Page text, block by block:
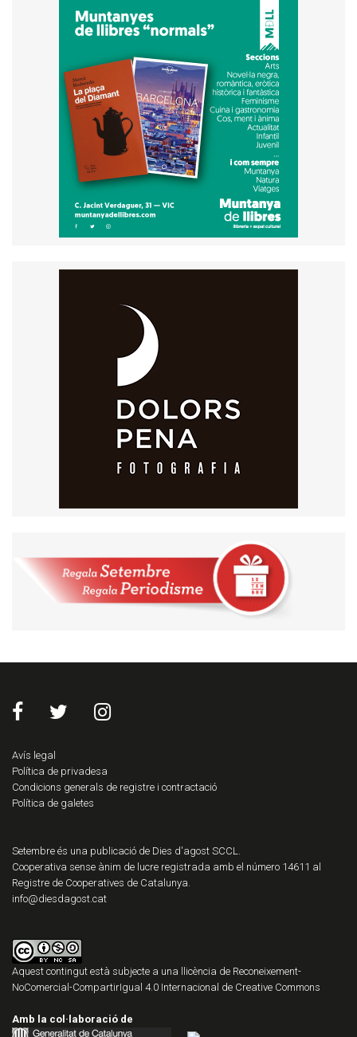
Avís legal
Política de privadesa
Condicions generals de registre i contractació
Política de galetes
Setembre és una publicació de Dies d'agost SCCL.
Cooperativa sense ànim de lucre registrada amb el número 14611 al
Registre de Cooperatives de Catalunya.
info@diesdagost.cat
Aquest contingut està subjecte a una llicència de Reconeixement-
NoComercial-CompartirIgual 4.0 Internacional de Creative Commons
Amb la col·laboració de